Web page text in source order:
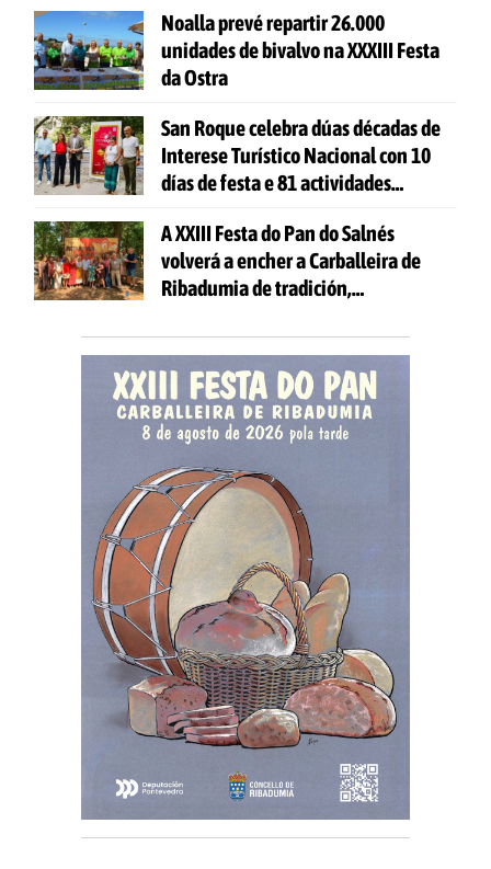
Noalla prevé repartir 26.000
unidades de bivalvo na XXXIII Festa
da Ostra
San Roque celebra dúas décadas de
Interese Turístico Nacional con 10
días de festa e 81 actividades
A XXIII Festa do Pan do Salnés
volverá a encher a Carballeira de
Ribadumia de tradición,
todas as idades